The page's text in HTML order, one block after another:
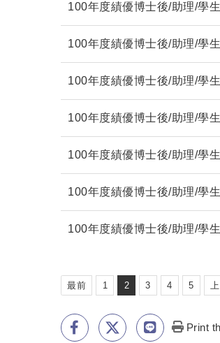
100年度績優博士後/助理/學
100年度績優博士後/助理/學
100年度績優博士後/助理/學
100年度績優博士後/助理/學
100年度績優博士後/助理/學
100年度績優博士後/助理/學
100年度績優博士後/助理/學
最前 1 2 3 4 5
Print